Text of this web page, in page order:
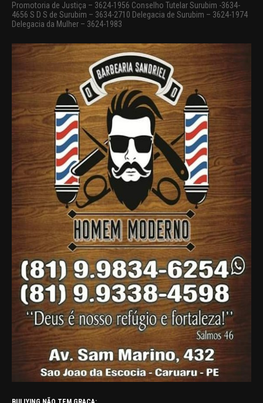
Promotoria de Justiça – 3624-1956 Conselho Tutelar Surubim -3634-
4656 S D S de Surubim – 3634-2710 Delegacia de Surubim – 3624-1974
Delegacia da Mulher – 3624-1983